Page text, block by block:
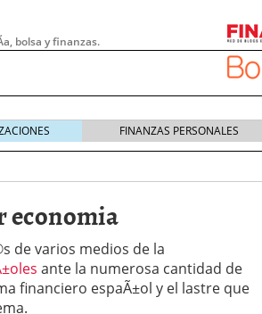
bolsa y finanzas.
FINANZAS PERSONALES
economia
de varios medios de la
ante la numerosa cantidad de
financiero espaÃ±ol y el lastre que